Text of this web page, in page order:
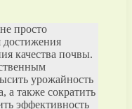
просто
достижения
качества почвы.
урожайность
а также сократить
эффективность